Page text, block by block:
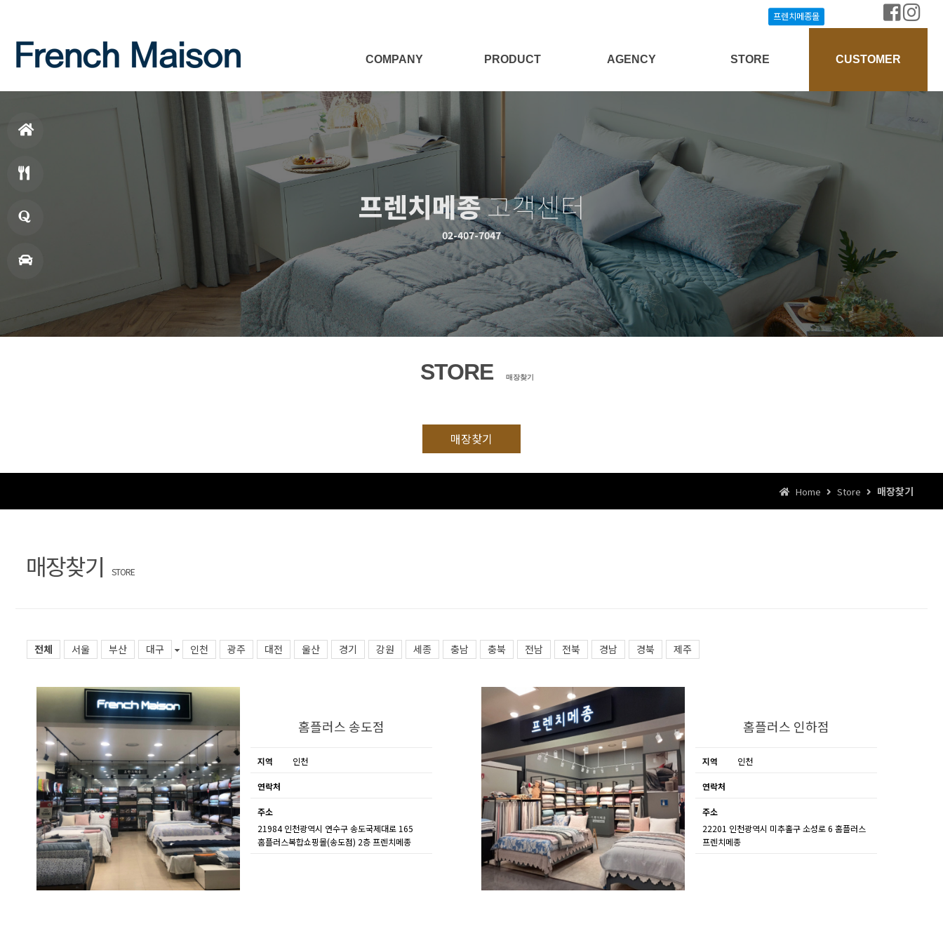
홈
메
창
문
장
프렌치메종몰
COMPANY
회사소개
Target
양모이야기
PRODUCT
침구단품
충전재
시즌상품
패브릭소품
AGENCY
대리점개설안내
STORE CUSTOMER
프렌치메종고객센터
02-407-7047
STORE 매장찾기
매장찾기
Home Store 매장찾기
매장찾기 STORE
전체 서울 부산 대구 인천 광주 대전 울산 경기 강원 세종 충남 충북 전남 전북 경남 경북 제주
홈플러스 송도점
지역 인천
연락처
주소
21984 인천광역시 연수구 송도국제대로 165
홈플러스복합쇼핑몰(송도점) 2층 프렌치메종
홈플러스 인하점
지역 인천
연락처
주소
22201 인천광역시 미추홀구 소성로 6 홈플러스
프렌치메종